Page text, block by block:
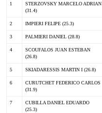
1
STERZOVSKY MARCELO ADRIAN
(31.4)
2 IMPIERI FELIPE (25.3)
3 PALMIERI DANIEL (28.8)
4
SCOUFALOS JUAN ESTEBAN
(26.8)
5 SKIADARESSIS MARTIN I (26.8)
6
CURUTCHET FEDERICO CARLOS
(31.9)
7
CUBILLA DANIEL EDUARDO
(25.3)